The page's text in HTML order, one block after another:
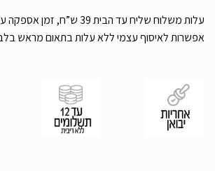
אפשרות לאיסוף עצמי ללא עלות בתאום מראש